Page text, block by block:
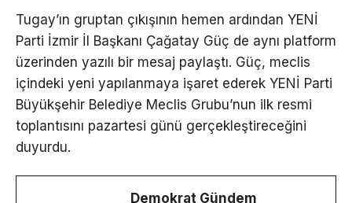
Tugay’ın gruptan çıkışının hemen ardından YENİ
Parti İzmir İl Başkanı Çağatay Güç de aynı platform
üzerinden yazılı bir mesaj paylaştı. Güç, meclis
içindeki yeni yapılanmaya işaret ederek YENİ Parti
Büyükşehir Belediye Meclis Grubu’nun ilk resmi
toplantısını pazartesi günü gerçekleştireceğini
duyurdu.
Demokrat Gündem